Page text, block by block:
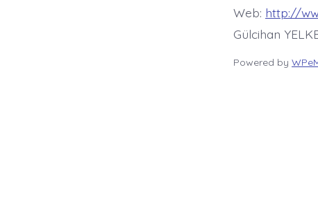
Web: http://
Gülcihan
Powered by